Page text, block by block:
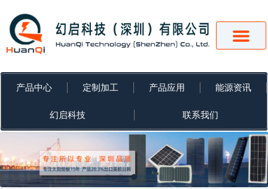
容
产品中心 定制加工 产品应用 能源资讯
幻启科技 联系我们